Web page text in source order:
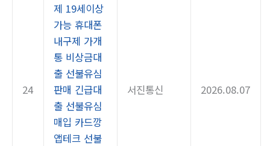
24
제 19세이상
가능 휴대폰
내구제 가개
통 비상금대
출 선불유심
판매 긴급대
출 선불유심
매입 카드깡
앱테크 선불
서진통신 2026.08.07